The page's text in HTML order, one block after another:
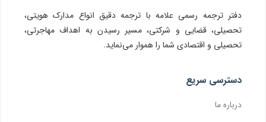
دفتر ترجمه رسمی علامه با ترجمه دقیق انواع مدارک هویتی،
تحصیلی، قضایی و شرکتی، مسیر رسیدن به اهداف مهاجرتی،
تحصیلی و اقتصادی شما را هموار می‌نماید.
دسترسی سریع
درباره ما